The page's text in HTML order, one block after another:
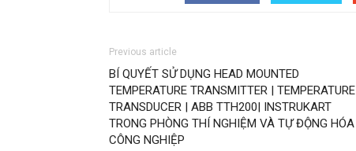
Previous article
BÍ QUYẾT SỬ DỤNG HEAD MOUNTED
TEMPERATURE TRANSMITTER | TEMPERATURE
TRANSDUCER | ABB TTH200| INSTRUKART
TRONG PHÒNG THÍ NGHIỆM VÀ TỰ ĐỘNG HÓA
CÔNG NGHIỆP